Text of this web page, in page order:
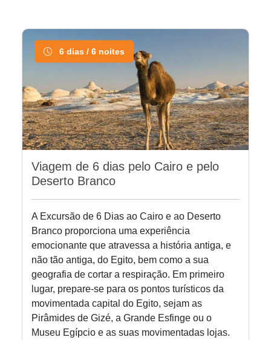
6 dias / 6 noites
Viagem de 6 dias pelo Cairo e pelo
Deserto Branco
A Excursão de 6 Dias ao Cairo e ao Deserto
Branco proporciona uma experiência
emocionante que atravessa a história antiga, e
não tão antiga, do Egito, bem como a sua
geografia de cortar a respiração. Em primeiro
lugar, prepare-se para os pontos turísticos da
movimentada capital do Egito, sejam as
Pirâmides de Gizé, a Grande Esfinge ou o
Museu Egípcio e as suas movimentadas lojas.